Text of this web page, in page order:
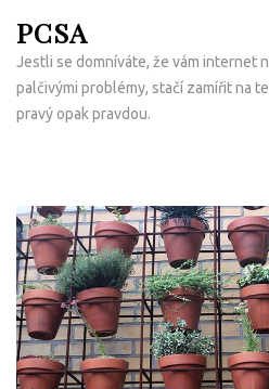
na
obsah
(Enter)
PCSA
Jestli se domníváte, že vám internet
palčivými problémy, stačí zamířit na
pravý opak pravdou.